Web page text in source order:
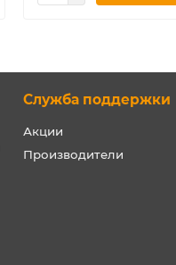
Служба поддержки
Акции
Производители